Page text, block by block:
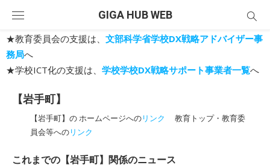
content
GIGA HUB WEB
★教育委員会の支援は、 文部科学省学校DX戦略アドバイザー事
務局へ
★学校ICT化の支援は、 学校学校DX戦略サポート事業者一覧へ
【岩手町】
【岩手町】の ホームページへのリンク
教育トップ・教育委
員会等へのリンク
これまでの【岩手町】関係のニュース